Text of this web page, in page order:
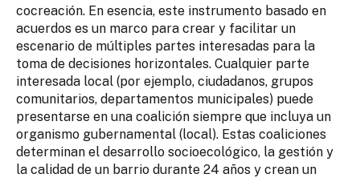
cocreación. En esencia, este instrumento basado en
acuerdos es un marco para crear y facilitar un
escenario de múltiples partes interesadas para la
toma de decisiones horizontales. Cualquier parte
interesada local (por ejemplo, ciudadanos, grupos
comunitarios, departamentos municipales) puede
presentarse en una coalición siempre que incluya un
organismo gubernamental (local). Estas coaliciones
determinan el desarrollo socioecológico, la gestión y
la calidad de un barrio durante 24 años y crean un